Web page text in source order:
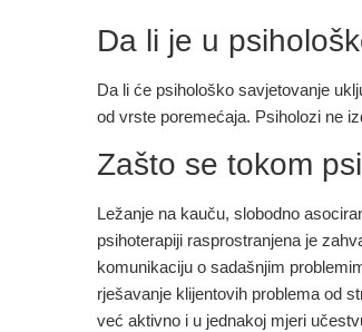
Da li je u
Da li će psihološko savjetovanje
od vrste poremećaja. Psiholozi ne
Zašto se tokom
Ležanje na kauču, slobodno
psihoterapiji rasprostranjena je
komunikaciju o sadašnjim
rješavanje klijentovih problema od
već aktivno i u jednakoj mjeri